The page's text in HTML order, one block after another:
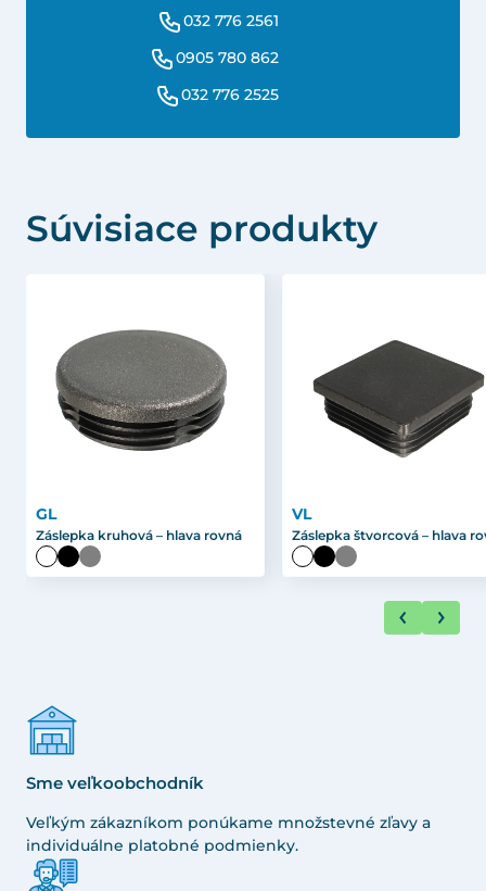
032 776 2561
0905 780 862
032 776 2525
Súvisiace produkty
GL
Záslepka kruhová – hlava rovná
VL
Záslepka štvorcová – hlava
Sme veľkoobchodník
Veľkým zákazníkom ponúkame množstevné zľavy a
individuálne platobné podmienky.